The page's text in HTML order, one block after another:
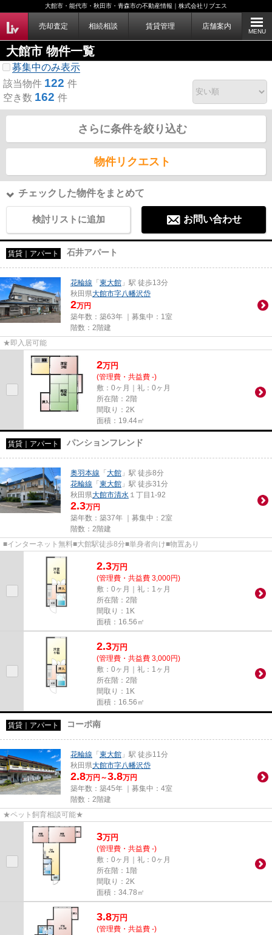
大館市・能代市・秋田市・青森市の不動産情報｜株式会社リブエス
売却査定 相続相談 賃貸管理 店舗案内
MENU
大館市 物件一覧
募集中のみ表示
該当物件 122 件
空き数 162 件
さらに条件を絞り込む
物件リクエスト
チェックした物件をまとめて
検討リストに追加 お問い合わせ
賃貸｜アパート 石井アパート
花輪線 「 東大館 」駅 徒歩13分
秋田県大館市字八幡沢岱
2万円
築年数：築63年 ｜募集中： 1室
階数：2階建
★即入居可能
2万円
(管理費・共益費 -)
敷：0ヶ月｜礼：0ヶ月
所在階：2階
間取り：2K
面積：19.44㎡
賃貸｜アパート パンションフレンド
奥羽本線 「 大館 」駅 徒歩8分
花輪線 「 東大館 」駅 徒歩31分
秋田県大館市清水 １丁目1-92
2.3万円
築年数：築37年 ｜募集中： 2室
階数：2階建
■インターネット無料■大館駅徒歩8分■単身者向け■物置あり
2.3万円
(管理費・共益費 3,000円)
敷：0ヶ月｜礼：1ヶ月
所在階：2階
間取り：1K
面積：16.56㎡
2.3万円
(管理費・共益費 3,000円)
敷：0ヶ月｜礼：1ヶ月
所在階：2階
間取り：1K
面積：16.56㎡
賃貸｜アパート コーポ南
花輪線 「 東大館 」駅 徒歩11分
秋田県大館市字八幡沢岱
2.8万円～3.8万円
築年数：築45年 ｜募集中： 4室
階数：2階建
★ペット飼育相談可能★
3万円
(管理費・共益費 -)
敷：0ヶ月｜礼：0ヶ月
所在階：1階
間取り：2K
面積：34.78㎡
3.8万円
(管理費・共益費 -)